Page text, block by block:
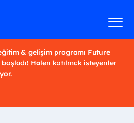
& gelişim programı Future
Halen katılmak isteyenler